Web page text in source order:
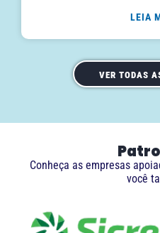
LEIA
VER TODAS
Conheça as empresas
você